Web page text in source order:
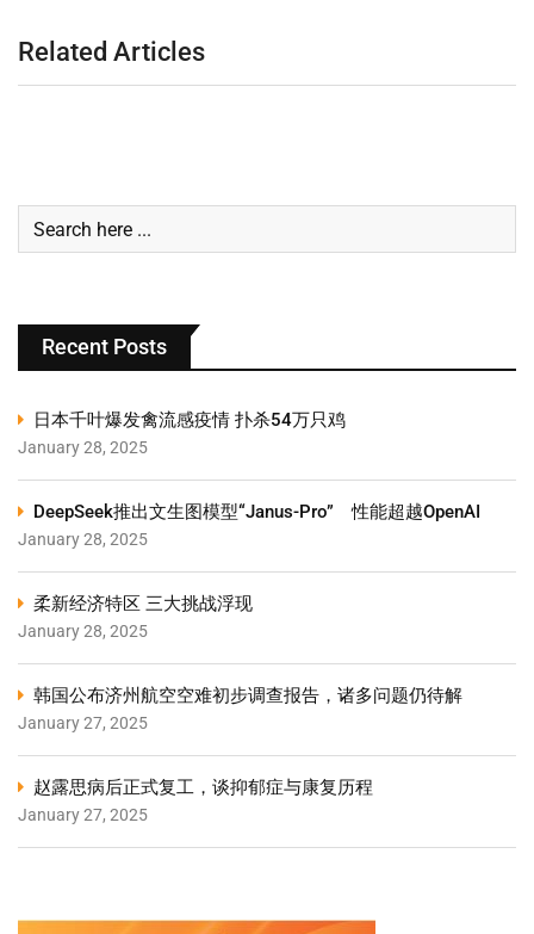
Related Articles
Recent Posts
日本千叶爆发禽流感疫情 扑杀54万只鸡
January 28, 2025
DeepSeek推出文生图模型“Janus-Pro” 性能超越OpenAI
January 28, 2025
柔新经济特区 三大挑战浮现
January 28, 2025
韩国公布济州航空空难初步调查报告，诸多问题仍待解
January 27, 2025
赵露思病后正式复工，谈抑郁症与康复历程
January 27, 2025